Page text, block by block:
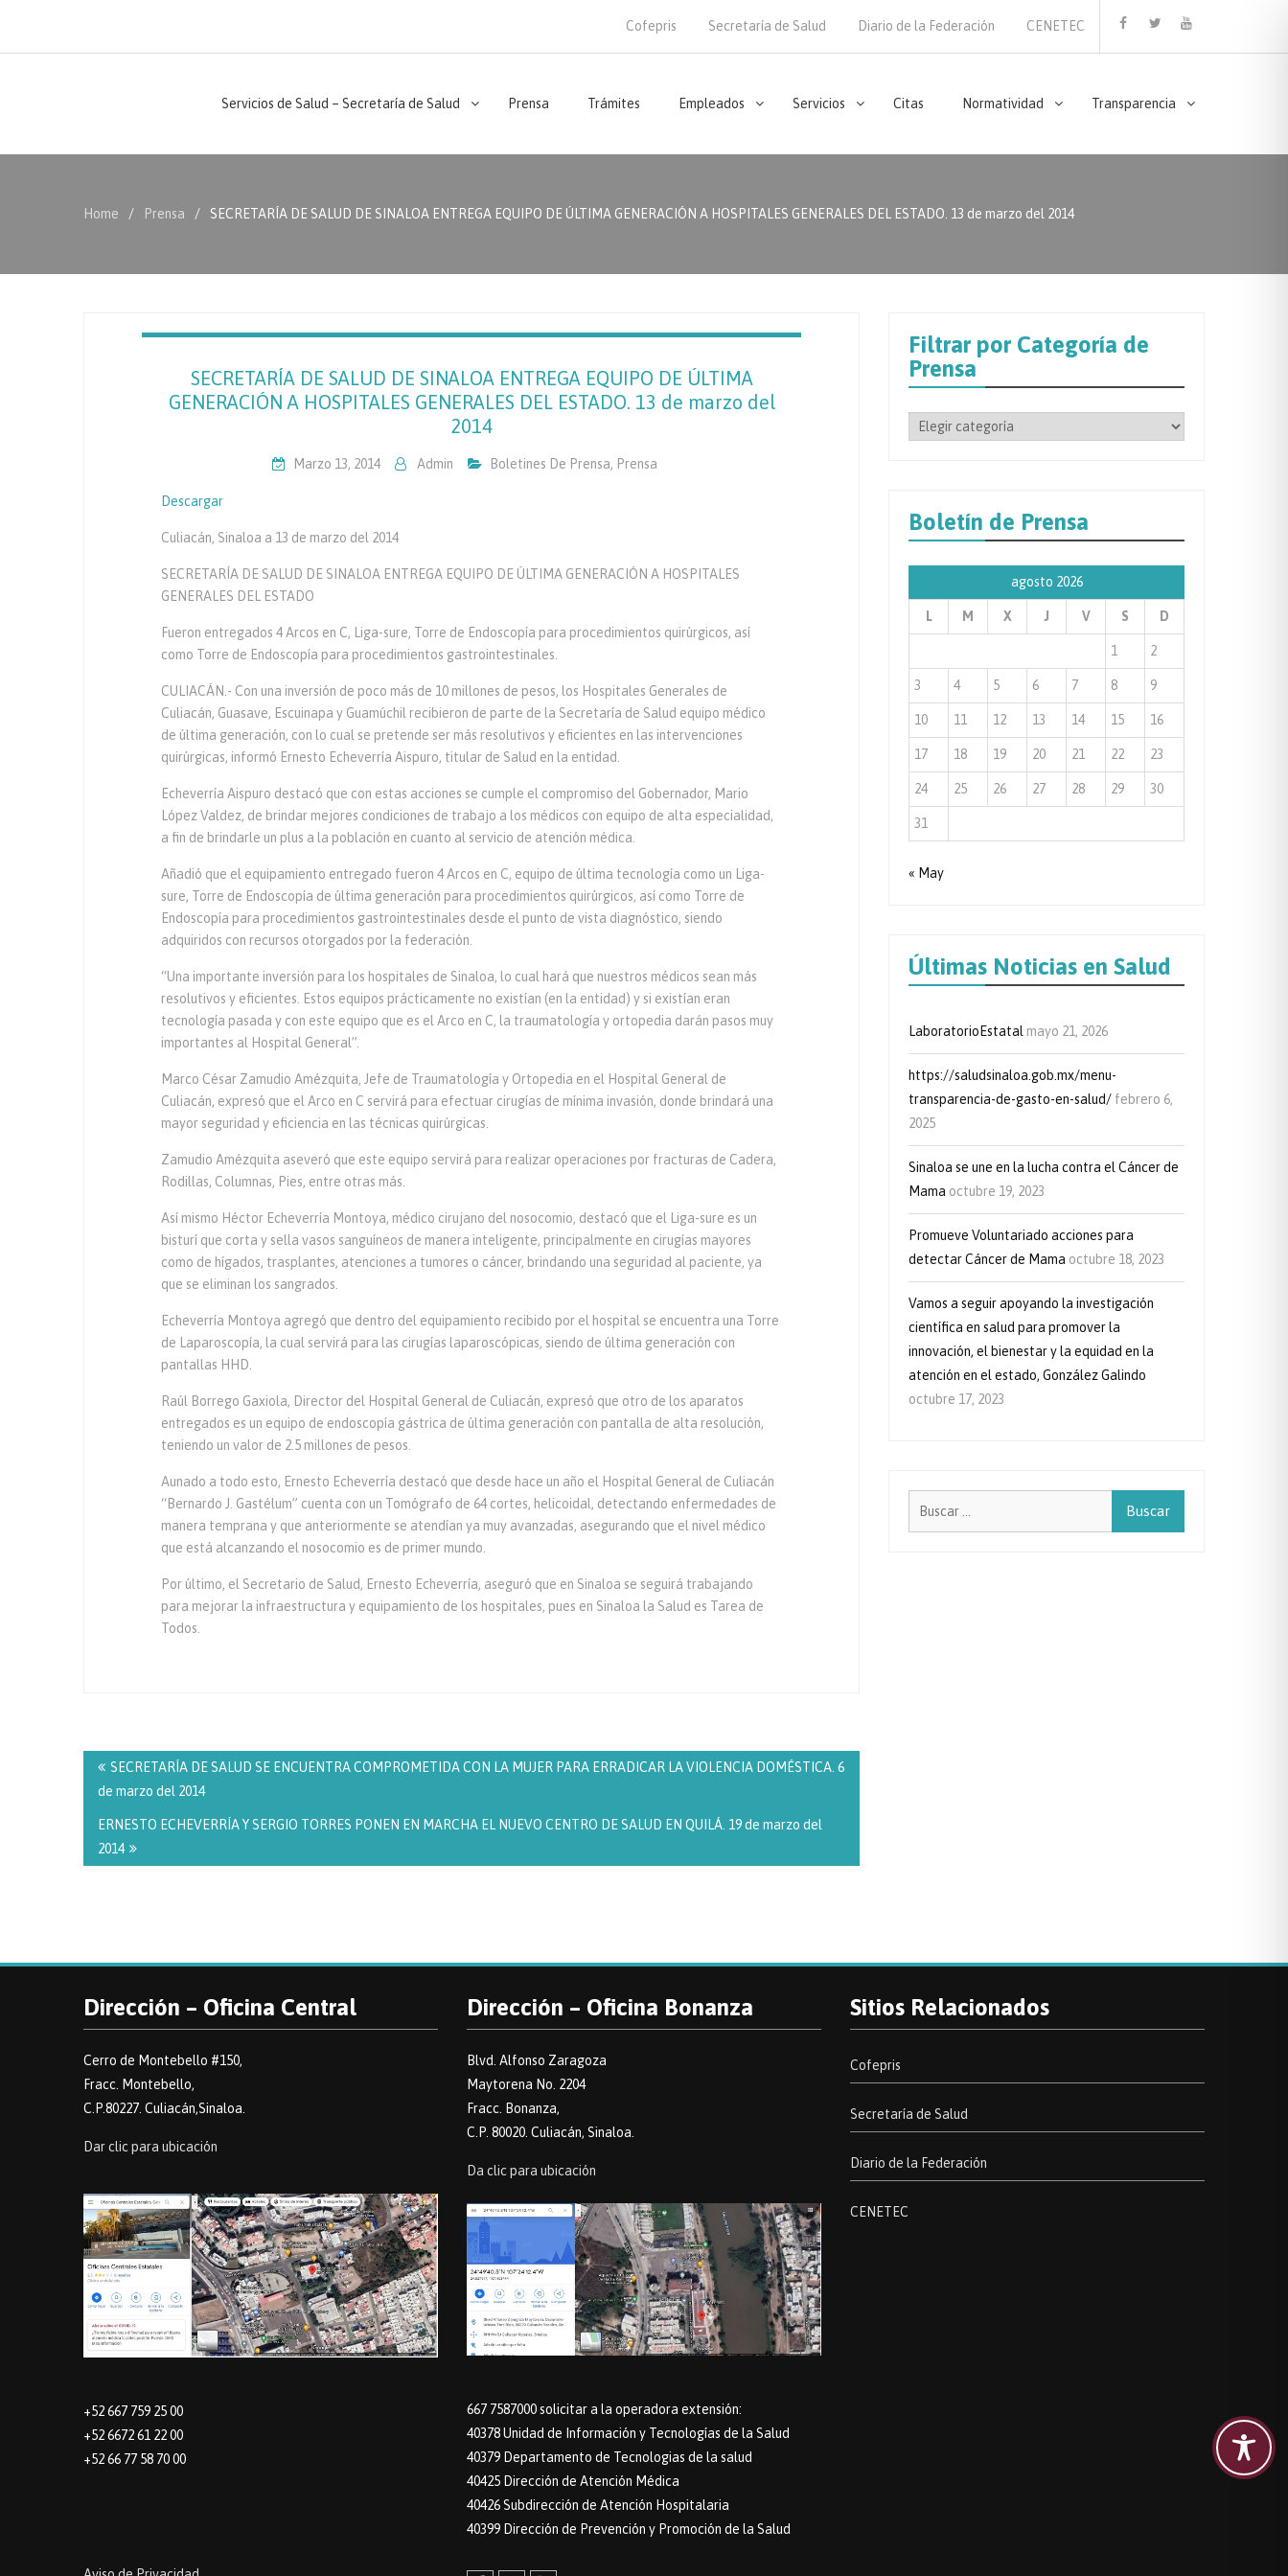
Cofepris Secretaría de Salud Diario de la Federación
CENETEC
Servicios de Salud – Secretaría de Salud Prensa Trámites Empleados Servicios Citas Normatividad Transparencia
Home Prensa SECRETARÍA DE SALUD DE SINALOA ENTREGA EQUIPO DE ÚLTIMA GENERACIÓN A HOSPITALES GENERALES DEL ESTADO. 13 de marzo del 2014
SECRETARÍA DE SALUD DE SINALOA ENTREGA EQUIPO DE ÚLTIMA
GENERACIÓN A HOSPITALES GENERALES DEL ESTADO. 13 de marzo del
2014
Marzo 13, 2014 Admin Boletines De Prensa, Prensa
Descargar
Culiacán, Sinaloa a 13 de marzo del 2014
SECRETARÍA DE SALUD DE SINALOA ENTREGA EQUIPO DE ÚLTIMA GENERACIÓN A HOSPITALES
GENERALES DEL ESTADO
Fueron entregados 4 Arcos en C, Liga-sure, Torre de Endoscopía para procedimientos quirúrgicos, así
como Torre de Endoscopía para procedimientos gastrointestinales.
CULIACÁN.- Con una inversión de poco más de 10 millones de pesos, los Hospitales Generales de
Culiacán, Guasave, Escuinapa y Guamúchil recibieron de parte de la Secretaría de Salud equipo médico
de última generación, con lo cual se pretende ser más resolutivos y eficientes en las intervenciones
quirúrgicas, informó Ernesto Echeverría Aispuro, titular de Salud en la entidad.
Echeverría Aispuro destacó que con estas acciones se cumple el compromiso del Gobernador, Mario
López Valdez, de brindar mejores condiciones de trabajo a los médicos con equipo de alta especialidad,
a fin de brindarle un plus a la población en cuanto al servicio de atención médica.
Añadió que el equipamiento entregado fueron 4 Arcos en C, equipo de última tecnología como un Liga-
sure, Torre de Endoscopía de última generación para procedimientos quirúrgicos, así como Torre de
Endoscopía para procedimientos gastrointestinales desde el punto de vista diagnóstico, siendo
adquiridos con recursos otorgados por la federación.
“Una importante inversión para los hospitales de Sinaloa, lo cual hará que nuestros médicos sean más
resolutivos y eficientes. Estos equipos prácticamente no existían (en la entidad) y si existían eran
tecnología pasada y con este equipo que es el Arco en C, la traumatología y ortopedia darán pasos muy
importantes al Hospital General”.
Marco César Zamudio Amézquita, Jefe de Traumatología y Ortopedia en el Hospital General de
Culiacán, expresó que el Arco en C servirá para efectuar cirugías de mínima invasión, donde brindará una
mayor seguridad y eficiencia en las técnicas quirúrgicas.
Zamudio Amézquita aseveró que este equipo servirá para realizar operaciones por fracturas de Cadera,
Rodillas, Columnas, Pies, entre otras más.
Así mismo Héctor Echeverría Montoya, médico cirujano del nosocomio, destacó que el Liga-sure es un
bisturí que corta y sella vasos sanguíneos de manera inteligente, principalmente en cirugías mayores
como de hígados, trasplantes, atenciones a tumores o cáncer, brindando una seguridad al paciente, ya
que se eliminan los sangrados.
Echeverría Montoya agregó que dentro del equipamiento recibido por el hospital se encuentra una Torre
de Laparoscopía, la cual servirá para las cirugías laparoscópicas, siendo de última generación con
pantallas HHD.
Raúl Borrego Gaxiola, Director del Hospital General de Culiacán, expresó que otro de los aparatos
entregados es un equipo de endoscopía gástrica de última generación con pantalla de alta resolución,
teniendo un valor de 2.5 millones de pesos.
Aunado a todo esto, Ernesto Echeverría destacó que desde hace un año el Hospital General de Culiacán
“Bernardo J. Gastélum” cuenta con un Tomógrafo de 64 cortes, helicoidal, detectando enfermedades de
manera temprana y que anteriormente se atendían ya muy avanzadas, asegurando que el nivel médico
que está alcanzando el nosocomio es de primer mundo.
Por último, el Secretario de Salud, Ernesto Echeverría, aseguró que en Sinaloa se seguirá trabajando
para mejorar la infraestructura y equipamiento de los hospitales, pues en Sinaloa la Salud es Tarea de
Todos.
de
entradas
SECRETARÍA DE SALUD SE ENCUENTRA COMPROMETIDA CON LA MUJER PARA ERRADICAR LA VIOLENCIA DOMÉSTICA. 6
de marzo del 2014
ERNESTO ECHEVERRÍA Y SERGIO TORRES PONEN EN MARCHA EL NUEVO CENTRO DE SALUD EN QUILÁ. 19 de marzo del
2014
Filtrar por Categoría de
Prensa
Filtrar
Prensa
Boletín de Prensa
agosto 2026
L M X J V S D
1 2
3 4 5 6 7 8 9
10 11 12 13 14 15 16
17 18 19 20 21 22 23
24 25 26 27 28 29 30
31
« May
Últimas Noticias en Salud
LaboratorioEstatal mayo 21, 2026
https://saludsinaloa.gob.mx/menu-
transparencia-de-gasto-en-salud/ febrero 6,
2025
Sinaloa se une en la lucha contra el Cáncer de
Mama octubre 19, 2023
Promueve Voluntariado acciones para
detectar Cáncer de Mama octubre 18, 2023
Vamos a seguir apoyando la investigación
científica en salud para promover la
innovación, el bienestar y la equidad en la
atención en el estado, González Galindo
octubre 17, 2023
Dirección – Oficina Central
Cerro de Montebello #150,
Fracc. Montebello,
C.P.80227. Culiacán,Sinaloa.
Dar clic para ubicación
+52 667 759 25 00
+52 6672 61 22 00
+52 66 77 58 70 00
Dirección – Oficina Bonanza
Blvd. Alfonso Zaragoza
Maytorena No. 2204
Fracc. Bonanza,
C.P. 80020. Culiacán, Sinaloa.
Da clic para ubicación
667 7587000 solicitar a la operadora extensión:
40378 Unidad de Información y Tecnologías de la Salud
40379 Departamento de Tecnologias de la salud
40425 Dirección de Atención Médica
40426 Subdirección de Atención Hospitalaria
40399 Dirección de Prevención y Promoción de la Salud
Sitios Relacionados
Cofepris
Secretaría de Salud
Diario de la Federación
CENETEC